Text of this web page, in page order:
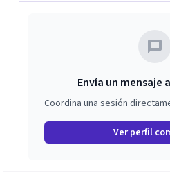
Envía un mensaje
Coordina una sesión
Ver perfil